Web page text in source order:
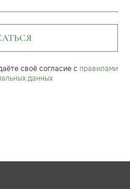
своё согласие с правилами
данных